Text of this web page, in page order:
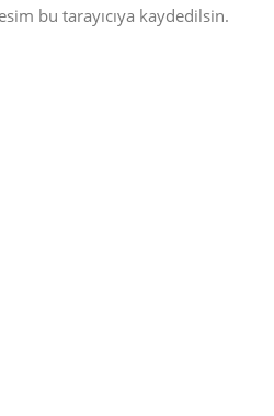
bu tarayıcıya kaydedilsin.